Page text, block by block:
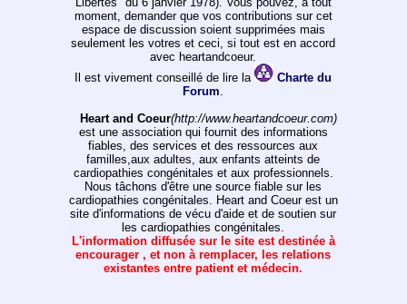
moment, demander que vos contributions sur cet
espace de discussion soient supprimées mais
seulement les votres et ceci, si tout est en accord
avec heartandcoeur.
Il est vivement conseillé de lire la
Charte du
Forum.
Heart and Coeur(http://www.heartandcoeur.com)
est une association qui fournit des informations
fiables, des services et des ressources aux
familles,aux adultes, aux enfants atteints de
cardiopathies congénitales et aux professionnels.
Nous tâchons d'être une source fiable sur les
cardiopathies congénitales. Heart and Coeur est un
site d'informations de vécu d'aide et de soutien sur
les cardiopathies congénitales.
L'information diffusée sur le site est destinée à
encourager , et non à remplacer, les relations
existantes entre patient et médecin.